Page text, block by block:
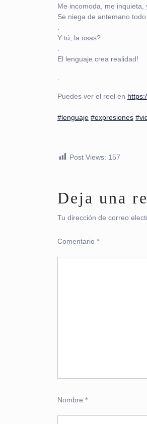
Me incomoda, me
Se niega de antemano
Y tú, la usas?
El lenguaje crea realidad!
Puedes ver el reel en
#lenguaje #expresiones
Post Views: 157
Deja una
Tu dirección de correo
Comentario *
Nombre *